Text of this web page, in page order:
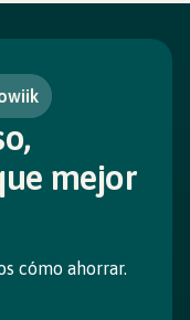
mejor
cómo ahorrar.